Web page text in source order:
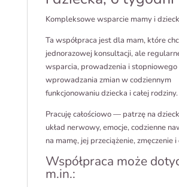
Kompleksowe wsparcie mamy i
Ta współpraca jest dla mam, które
jednorazowej konsultacji, ale
wsparcia, prowadzenia i stopniowego
wprowadzania zmian w codziennym
funkcjonowaniu dziecka i całej rodziny.
Pracuję całościowo — patrzę na
układ nerwowy, emocje, codzienne
na mamę, jej przeciążenie, zmęczenie
Współpraca może
m.in.: